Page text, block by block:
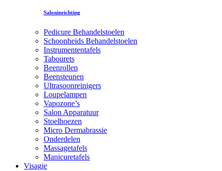
Saloninrichting
Pedicure Behandelstoelen
Schoonheids Behandelstoelen
Instrumententafels
Tabourets
Beenrollen
Beensteunen
Ultrasoonreinigers
Loupelampen
Vapozone’s
Salon Apparatuur
Stoelhoezen
Micro Dermabrassie
Onderdelen
Massagetafels
Manicuretafels
Visagie